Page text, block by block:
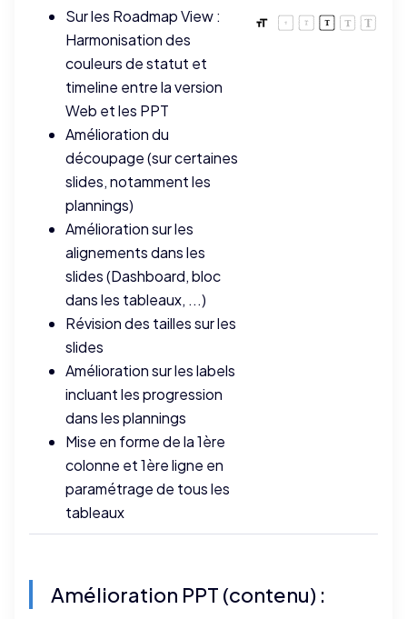
Sur les Roadmap View :
Harmonisation des
couleurs de statut et
timeline entre la version
Web et les PPT
Amélioration du
découpage (sur certaines
slides, notamment les
plannings)
Amélioration sur les
alignements dans les
slides (Dashboard, bloc
dans les tableaux, ...)
Révision des tailles sur les
slides
Amélioration sur les labels
incluant les progression
dans les plannings
Mise en forme de la 1ère
colonne et 1ère ligne en
paramétrage de tous les
tableaux
Amélioration PPT (contenu) :